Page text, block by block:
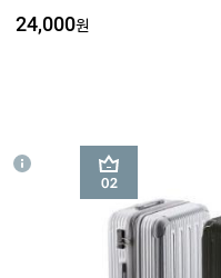
24,000원
상
2